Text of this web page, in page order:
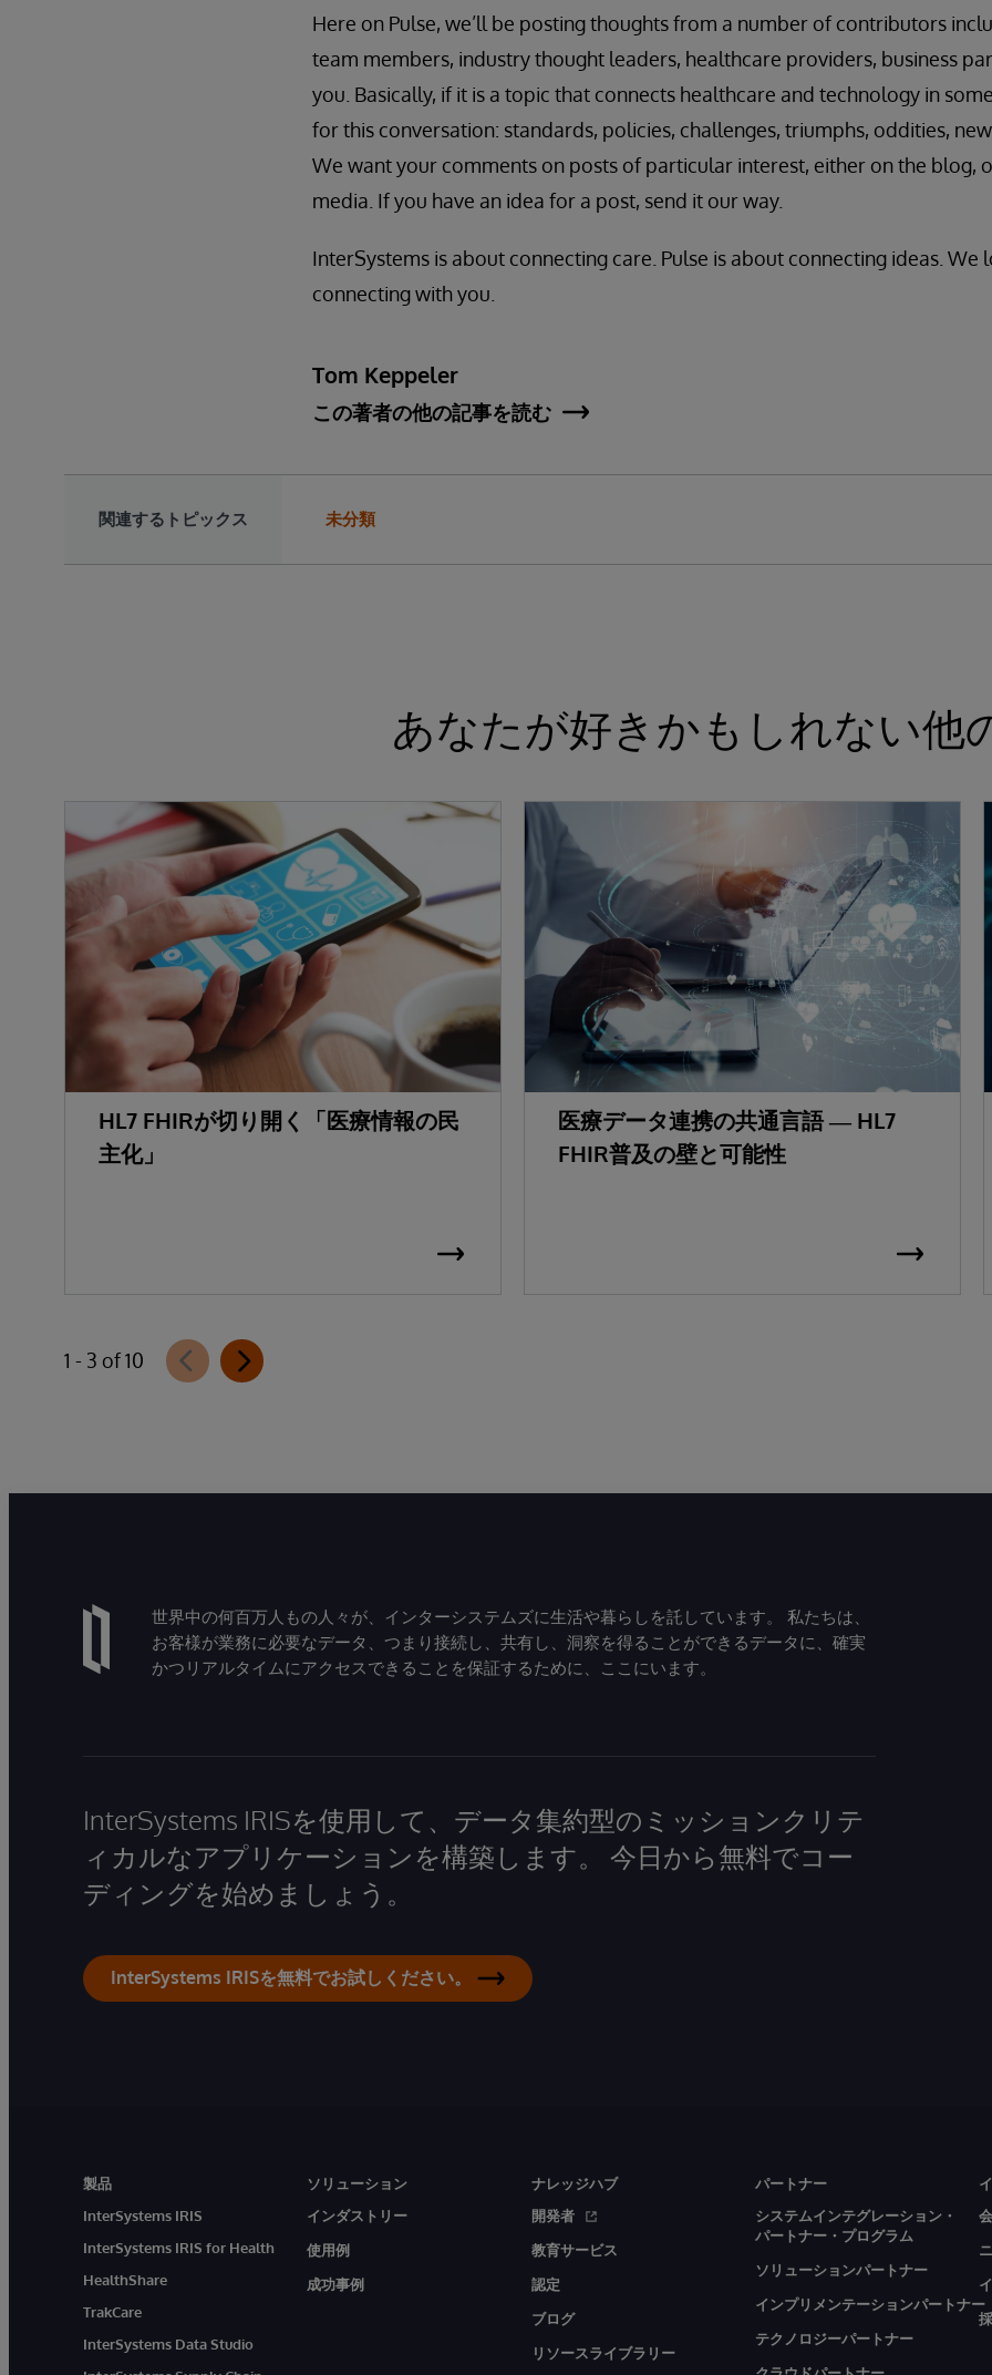
Here on Pulse, we’ll be posting thoughts from a number of contributors
team members, industry thought leaders, healthcare providers, business
you. Basically, if it is a topic that connects healthcare and technology in
for this conversation: standards, policies, challenges, triumphs, oddities,
We want your comments on posts of particular interest, either on the blog,
media. If you have an idea for a post, send it our way.
InterSystems is about connecting care. Pulse is about connecting ideas.
connecting with you.
Tom Keppeler
この著者の他の記事を読む
関連するトピックス 未分類
あなたが好きかもしれない他
HL7 FHIRが切り開く「医療情報の民
主化」
医療データ連携の共通言語 ― HL7
FHIR普及の壁と可能性
1 - 3 of 10
世界中の何百万人もの人々が、インターシステムズに生活や暮らしを託しています。 私たちは、
お客様が業務に必要なデータ、つまり接続し、共有し、洞察を得ることができるデータに、確実
かつリアルタイムにアクセスできることを保証するために、ここにいます。
InterSystems IRISを使用して、データ集約型のミッションクリテ
ィカルなアプリケーションを構築します。 今日から無料でコー
ディングを始めましょう。
InterSystems IRISを無料でお試しください。
製品
InterSystems IRIS
InterSystems IRIS for Health
HealthShare
TrakCare
InterSystems Data Studio
ソリューション
インダストリー
使用例
成功事例
ナレッジハブ
開発者
教育サービス
認定
ブログ
リソースライブラリー
パートナー
システムインテグレーション・
パートナー・プログラム
ソリューションパートナー
インプリメンテーションパートナー
テクノロジーパートナー